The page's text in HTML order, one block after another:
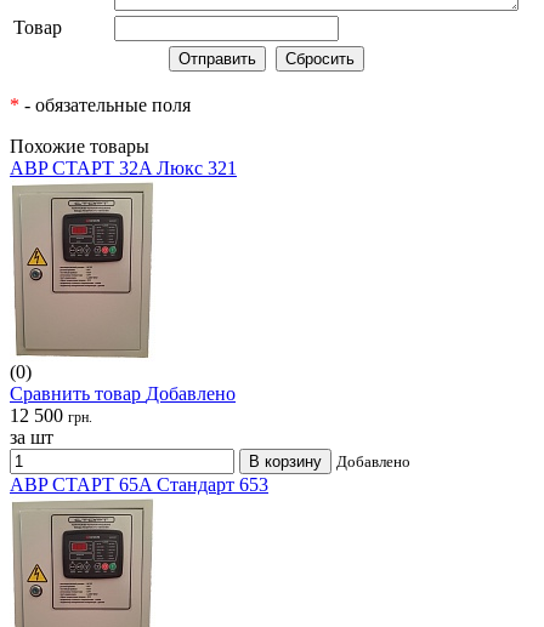
Товар
* - обязательные поля
Похожие товары
ABP СТАРТ 32A Люкс 321
(0)
Сравнить товар Добавлено
12 500 грн.
за шт
В корзину Добавлено
ABP СТАРТ 65A Стандарт 653